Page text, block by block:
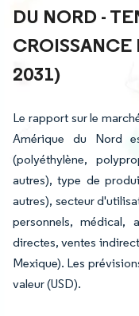
DU NORD -
CROISSANCE
2031)
Le rapport sur le
Amérique du Nord
(polyéthylène,
autres), type de
autres), secteur
personnels, médical,
directes, ventes
Mexique). Les
valeur (USD).